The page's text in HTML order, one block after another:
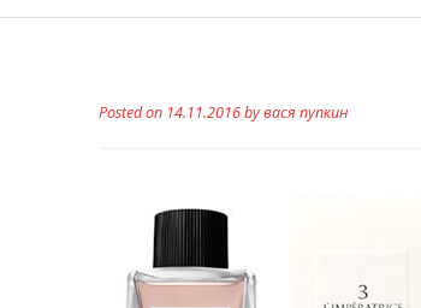
Posted on 14.11.2016byвася пупкин